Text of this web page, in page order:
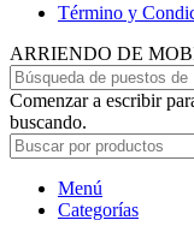
Término y
ARRIENDO DE
Comenzar a escribir
buscando.
Menú
Categorías